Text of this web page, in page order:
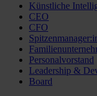
Künstliche
CEO
CFO
Personalvorstand
Leadership &
Board